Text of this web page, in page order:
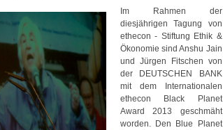
Im Rahmen der
diesjährigen Tagung von
ethecon - Stiftung Ethik &
Ökonomie sind Anshu Jain
und Jürgen Fitschen von
der DEUTSCHEN BANK
mit dem Internationalen
ethecon Black Planet
Award 2013 geschmäht
worden. Den Blue Planet